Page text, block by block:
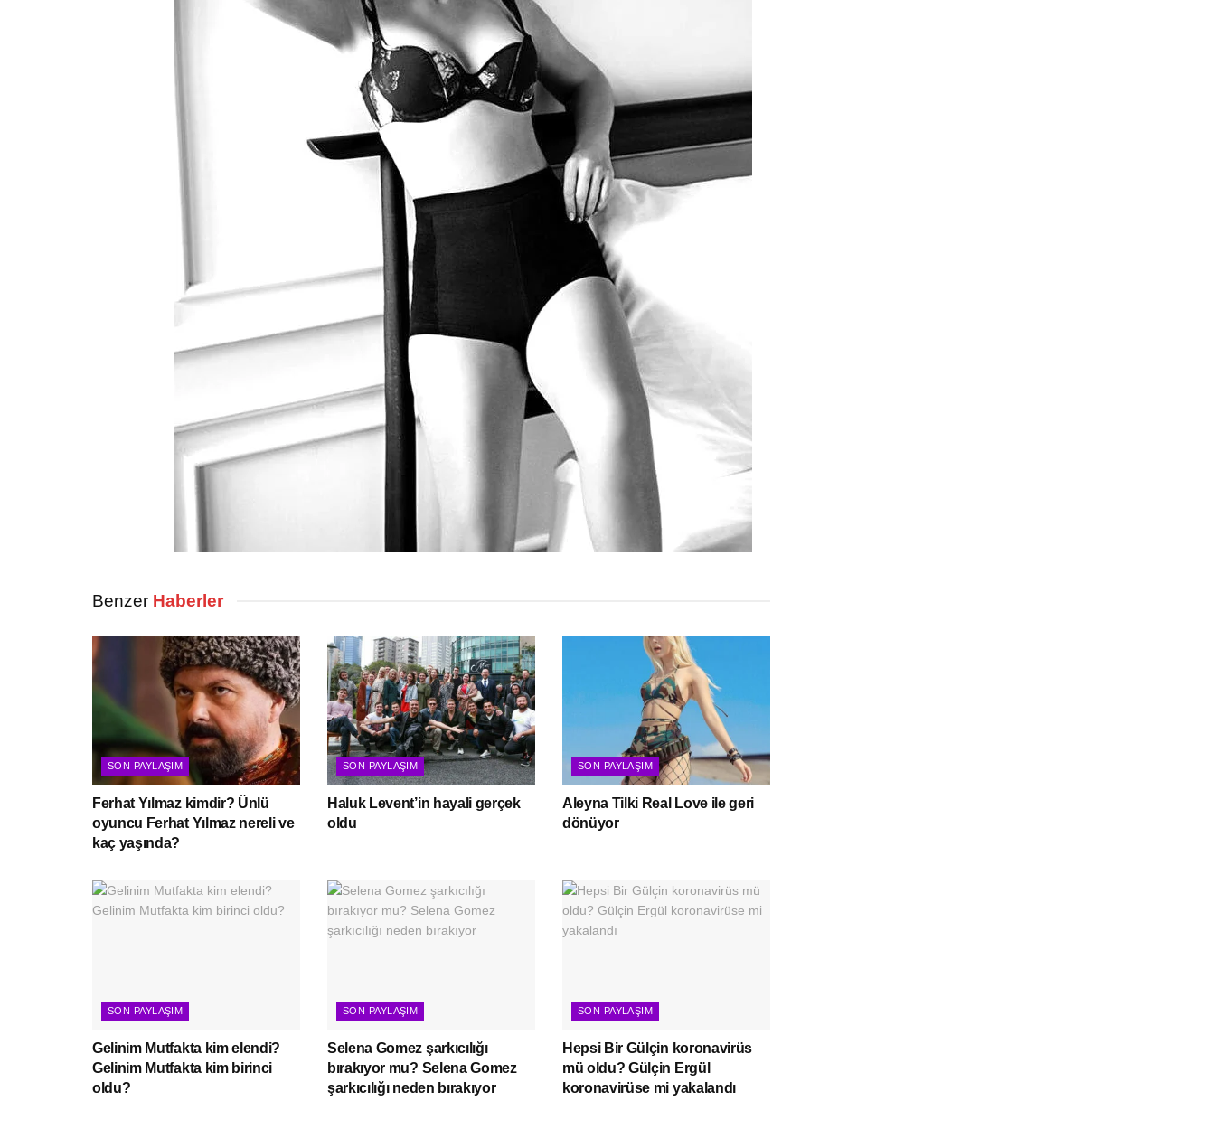
Benzer Haberler
SON PAYLAŞIM
Ferhat Yılmaz kimdir? Ünlü
oyuncu Ferhat Yılmaz nereli ve
kaç yaşında?
SON PAYLAŞIM
Haluk Levent’in hayali gerçek
oldu
SON PAYLAŞIM
Aleyna Tilki Real Love ile geri
dönüyor
SON PAYLAŞIM
Gelinim Mutfakta kim elendi?
Gelinim Mutfakta kim birinci
oldu?
SON PAYLAŞIM
Selena Gomez şarkıcılığı
bırakıyor mu? Selena Gomez
şarkıcılığı neden bırakıyor
SON PAYLAŞIM
Hepsi Bir Gülçin koronavirüs
mü oldu? Gülçin Ergül
koronavirüse mi yakalandı